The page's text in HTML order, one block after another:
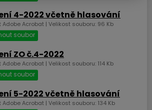
4-2022 včetně hlasování
Adobe Acrobat | Velikost souboru: 96 Kb
soubor
ZO č.4-2022
Adobe Acrobat | Velikost souboru: 114 Kb
soubor
5-2022 včetně hlasování
Adobe Acrobat | Velikost souboru: 134 Kb
úplná uzavírka
komunikace Za
Aplikace Word | Velikost souboru: 18 Kb